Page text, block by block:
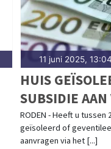
11 juni 2025,
HUIS
SUBSIDIE
RODEN - Heeft u tussen
geïsoleerd of
aanvragen via het [...]